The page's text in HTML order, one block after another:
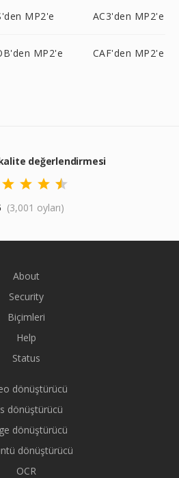
MP2'e AC3'den MP2'e
MP2'e CAF'den MP2'e
değerlendirmesi
(3,001 oyları)
About
Security
Biçimleri
Help
Status
dönüştürücü
dönüştürücü
dönüştürücü
dönüştürücü
OCR